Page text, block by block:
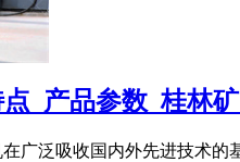
_产品参数_桂林
广泛吸收国内外先进技术